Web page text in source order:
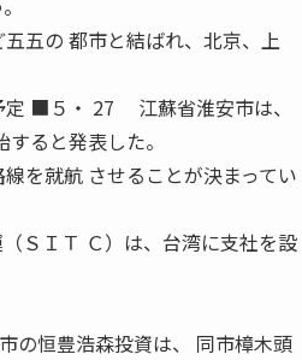
五の 都市と結ばれ、北京、上
定 ■５・ 27 江蘇省淮安市は、
ると発表した。
を就航 させることが決まってい
ＳＩＴ Ｃ）は、台湾に支社を設
恒豊浩森投資は、 同市樟木頭